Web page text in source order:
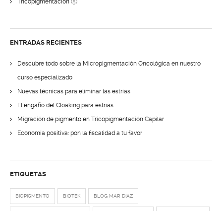
Tricopigmentación (5)
ENTRADAS RECIENTES
Descubre todo sobre la Micropigmentación Oncológica en nuestro
curso especializado
Nuevas técnicas para eliminar las estrías
El engaño del Cloaking para estrías
Migración de pigmento en Tricopigmentación Capilar
Economía positiva: pon la fiscalidad a tu favor
ETIQUETAS
BIOPIGMENTO BIOTEK BLOG MAR DIAZ